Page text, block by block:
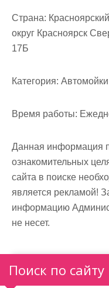
Страна:
округ Красноярск
17Б
Категория: Автомойки
Время работы:
Данная информация
ознакомительных
сайта в поиске
является рекламой!
информацию
не несет.
Поиск по сайту